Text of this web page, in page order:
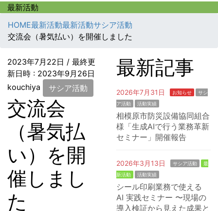
最新活動
HOME最新活動最新活動サシア活動
交流会（暑気払い）を開催しました
2023年7月22日 / 最終更
新日時 : 2023年9月26日
kouchiya
サシア活動
交流会
（暑気払
い）を開
催しまし
た
最新記事
2026年7月31日 お知らせ
サシ
ア活動
活動実績
相模原市防災設備協同組合
様「生成AIで行う業務革新
セミナー」開催報告
2026年3月13日 サシア活動
最
新活動
活動実績
シール印刷業務で使える
AI 実践セミナー 〜現場の
導入検証から見えた成果と